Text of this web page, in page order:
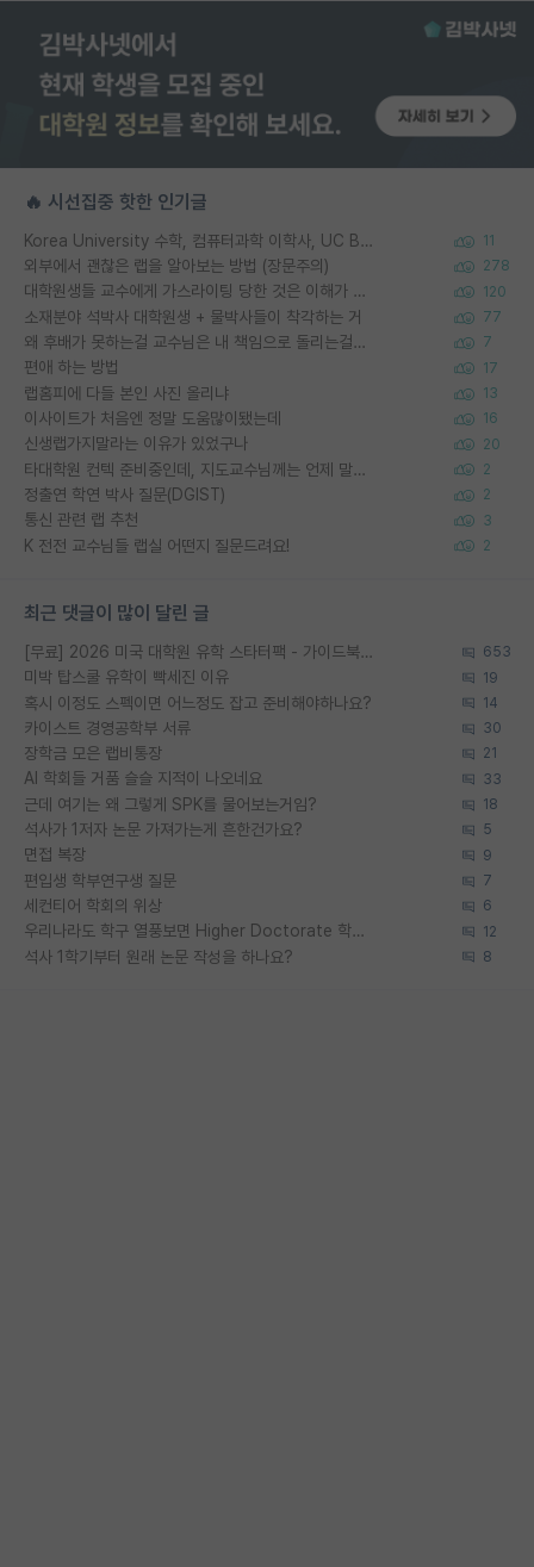
🔥 시선집중 핫한 인기글
Korea University 수학, 컴퓨터과학 이학사, UC Berkeley 산업공학 대학원 공학박사가 되는 것은 쉽지 않겠죠? 11
외부에서 괜찮은 랩을 알아보는 방법 (장문주의) 278
대학원생들 교수에게 가스라이팅 당한 것은 이해가 갑니다. 안타깝네요. 120
소재분야 석박사 대학원생 + 물박사들이 착각하는 거 77
왜 후배가 못하는걸 교수님은 내 책임으로 돌리는걸까요? 7
편애 하는 방법 17
랩홈피에 다들 본인 사진 올리냐 13
이사이트가 처음엔 정말 도움많이됐는데 16
신생랩가지말라는 이유가 있었구나 20
타대학원 컨텍 준비중인데, 지도교수님께는 언제 말씀드려야 할까요? 2
정출연 학연 박사 질문(DGIST) 2
통신 관련 랩 추천 3
K 전전 교수님들 랩실 어떤지 질문드려요! 2
최근 댓글이 많이 달린 글
[무료] 2026 미국 대학원 유학 스타터팩 - 가이드북 & 합격자 컨택메일 템플릿 653
미박 탑스쿨 유학이 빡세진 이유 19
혹시 이정도 스펙이면 어느정도 잡고 준비해야하나요? 14
카이스트 경영공학부 서류 30
장학금 모은 랩비통장 21
AI 학회들 거품 슬슬 지적이 나오네요 33
근데 여기는 왜 그렇게 SPK를 물어보는거임? 18
석사가 1저자 논문 가져가는게 흔한건가요? 5
면접 복장 9
편입생 학부연구생 질문 7
세컨티어 학회의 위상 6
우리나라도 학구 열풍보면 Higher Doctorate 학위가 필요하다고 봅니다. 12
석사 1학기부터 원래 논문 작성을 하나요? 8